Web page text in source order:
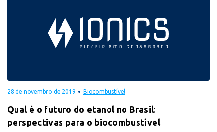
28 de novembro de 2019 Biocombustível
Qual é o futuro do etanol no Brasil:
perspectivas para o biocombustível